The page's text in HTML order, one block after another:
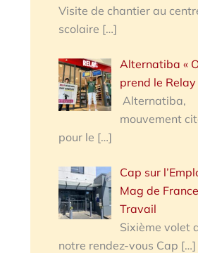
Visite de chantier au
scolaire […]
Alternatiba «
prend le Relay
Alternatiba,
mouvement
pour le […]
Cap sur
Mag de France
Travail
Sixième volet
notre rendez-vous Cap […]